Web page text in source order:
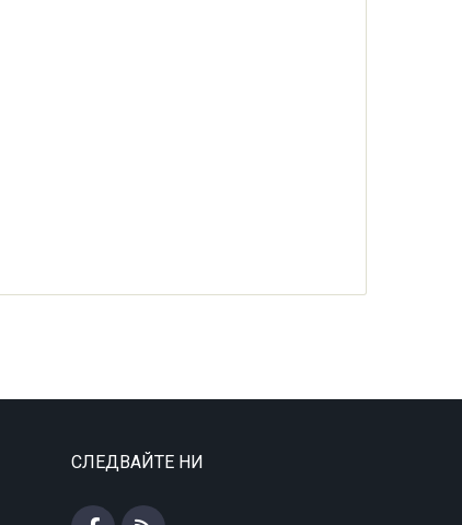
СЛЕДВАЙТЕ НИ